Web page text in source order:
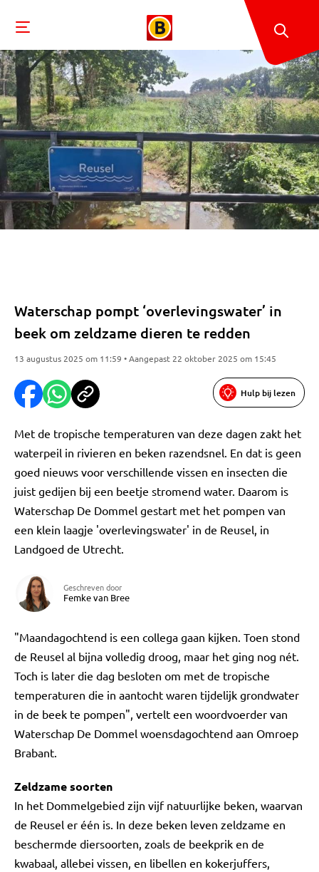
Waterschap pompt ‘overlevingswater’ in
beek om zeldzame dieren te redden
13 augustus 2025 om 11:59 • Aangepast 22 oktober 2025 om 15:45
Hulp bij lezen
Met de tropische temperaturen van deze dagen zakt het
waterpeil in rivieren en beken razendsnel. En dat is geen
goed nieuws voor verschillende vissen en insecten die
juist gedijen bij een beetje stromend water. Daarom is
Waterschap De Dommel gestart met het pompen van
een klein laagje 'overlevingswater' in de Reusel, in
Landgoed de Utrecht.
Geschreven door
Femke van Bree
"Maandagochtend is een collega gaan kijken. Toen stond
de Reusel al bijna volledig droog, maar het ging nog nét.
Toch is later die dag besloten om met de tropische
temperaturen die in aantocht waren tijdelijk grondwater
in de beek te pompen", vertelt een woordvoerder van
Waterschap De Dommel woensdagochtend aan Omroep
Brabant.
Zeldzame soorten
In het Dommelgebied zijn vijf natuurlijke beken, waarvan
de Reusel er één is. In deze beken leven zeldzame en
beschermde diersoorten, zoals de beekprik en de
kwabaal, allebei vissen, en libellen en kokerjuffers,